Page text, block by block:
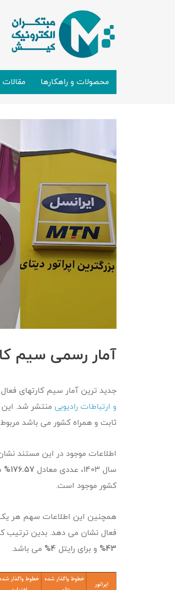
محصولات و راهکارها مقالات
آمار رسمی سیم
جدید ترین آمار سیم کارتهای
و ارتباطات رادیویی منتشر شد. این
ثابت و همراه کشور می باشد
اطلاعات موجود در این مستند
سال 1403، عددی معادل
176.57%
کشور موجود است.
همچنین این اطلاعات سهم هر یک
فعال نشان می دهد. بدین ترتیب
43%
و برای رایتل 4% می باشد.